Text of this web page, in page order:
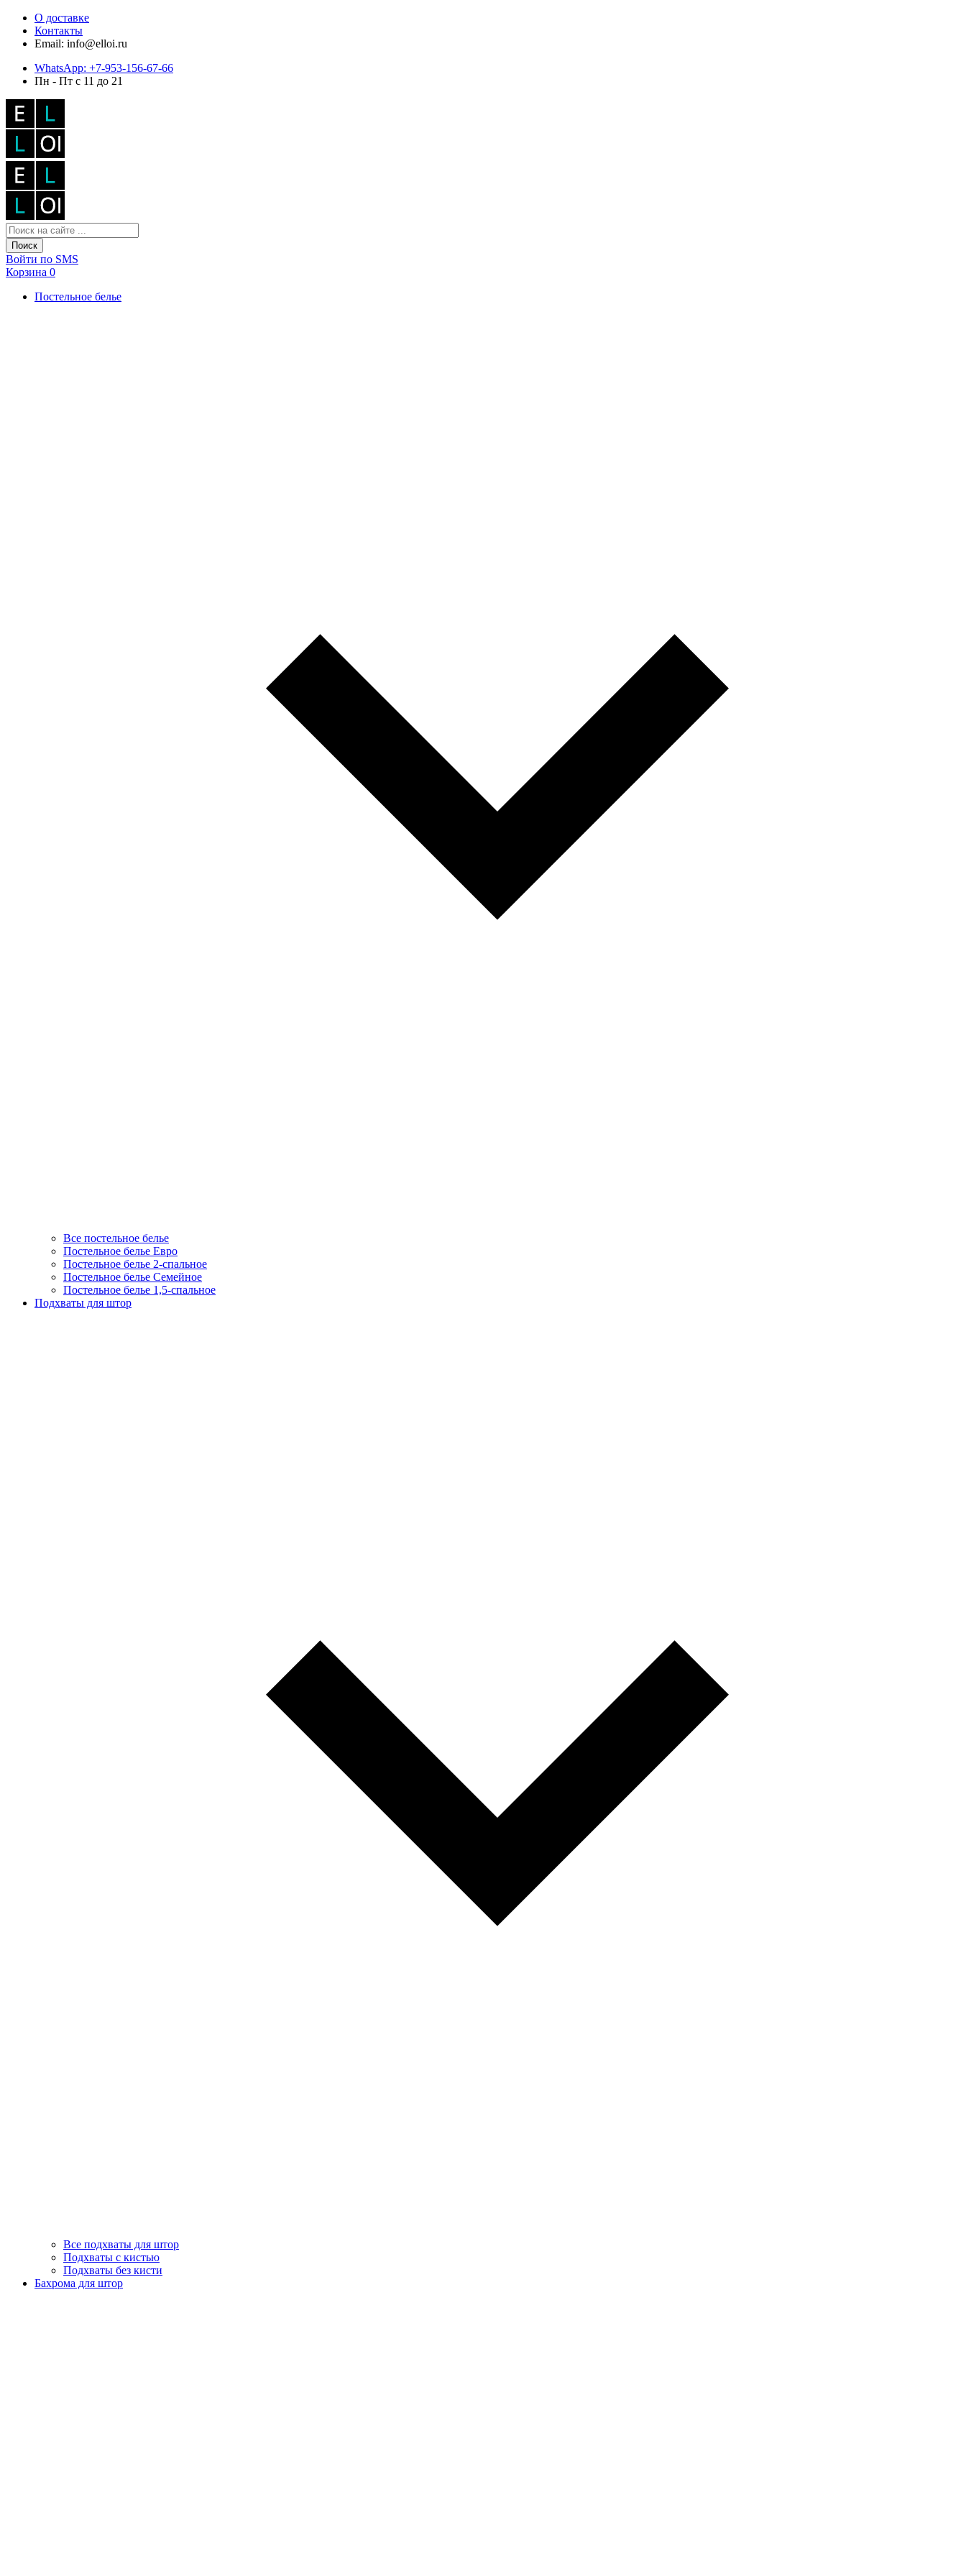
О доставке
Контакты
Email: info@elloi.ru
WhatsApp: +7-953-156-67-66
Пн - Пт с 11 до 21
Поиск
Войти по SMS
Корзина 0
Постельное белье
Все постельное белье
Постельное белье Евро
Постельное белье 2-спальное
Постельное белье Семейное
Постельное белье 1,5-спальное
Подхваты для штор
Все подхваты для штор
Подхваты с кистью
Подхваты без кисти
Бахрома для штор